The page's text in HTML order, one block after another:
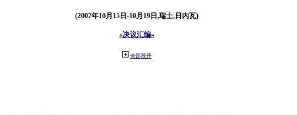
(2007年10月15日-10月19日,瑞士,日内瓦)
«决议汇编»
全部展开